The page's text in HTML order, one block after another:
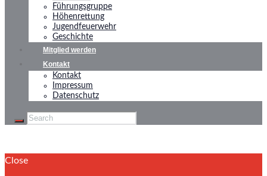
Führungsgruppe
Höhenrettung
Jugendfeuerwehr
Geschichte
Mitglied werden
Kontakt
Kontakt
Impressum
Datenschutz
Close